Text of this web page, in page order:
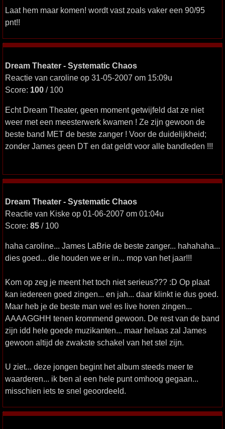
Laat hem maar komen! wordt vast zoals vaker een 90/95
pnt!!
Dream Theater - Systematic Chaos
Reactie van caroline op 31-05-2007 om 15:09u
Score: 100 / 100
Echt Dream Theater, geen moment getwijfeld dat ze niet
weer met een meesterwerk kwamen ! Ze zijn gewoon de
beste band MET de beste zanger ! Voor de duidelijkheid;
zonder James geen DT en dat geldt voor alle bandleden !!!
Dream Theater - Systematic Chaos
Reactie van Kiske op 01-06-2007 om 01:04u
Score: 85 / 100
haha caroline... James LaBrie de beste zanger... hahahaha...
dies goed... die houden we er in... mop van het jaar!!!
Kom op zeg je meent het toch niet serieus??? :D Op plaat
kan iedereen goed zingen... en jah... daar klinkt ie dus goed.
Maar heb je de beste man wel es live horen zingen...
AAAAGGHH tenen krommend gewoon. De rest van de band
zijn idd hele goede muzikanten... maar helaas zal James
gewoon altijd de zwakste schakel van het stel zijn.
U ziet... deze jongen begint het album steeds meer te
waarderen... ik ben al een hele punt omhoog gegaan...
misschien iets te snel geoordeeld.